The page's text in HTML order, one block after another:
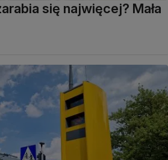
się najwięcej? Mała